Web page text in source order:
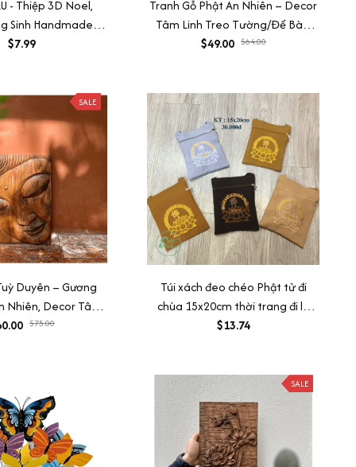
- Thiệp 3D Noel,
Sinh Handmade,
Quà Tặng Người
$7.99
Tranh Gỗ Phật An Nhiên – Decor
Tâm Linh Treo Tường/Để Bàn,
Quà Tặng Bình An
$49.00 $64.00
SALE
Duyên – Gương
Nhiên, Decor Tâm
Tường, Quà Tặng
$75.00
Túi xách đeo chéo Phật tử đi
chùa 15x20cm thời trang đi lễ
chùa đựng phụ kiện nhiều ngăn
$13.74
SALE